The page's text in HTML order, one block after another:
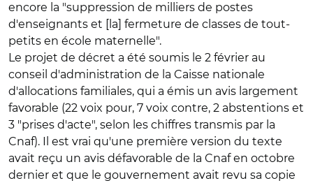
encore la "suppression de milliers de postes
d'enseignants et [la] fermeture de classes de tout-
petits en école maternelle".
Le projet de décret a été soumis le 2 février au
conseil d'administration de la Caisse nationale
d'allocations familiales, qui a émis un avis largement
favorable (22 voix pour, 7 voix contre, 2 abstentions et
3 "prises d'acte", selon les chiffres transmis par la
Cnaf). Il est vrai qu'une première version du texte
avait reçu un avis défavorable de la Cnaf en octobre
dernier et que le gouvernement avait revu sa copie